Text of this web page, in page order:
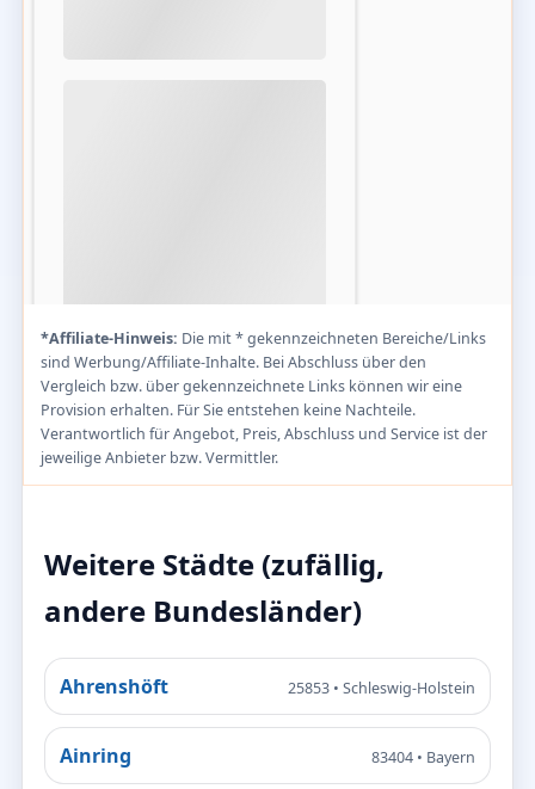
*Affiliate-Hinweis: Die mit * gekennzeichneten Bereiche/Links
sind Werbung/Affiliate-Inhalte. Bei Abschluss über den
Vergleich bzw. über gekennzeichnete Links können wir eine
Provision erhalten. Für Sie entstehen keine Nachteile.
Verantwortlich für Angebot, Preis, Abschluss und Service ist der
jeweilige Anbieter bzw. Vermittler.
Weitere Städte (zufällig,
andere Bundesländer)
Ahrenshöft 25853 • Schleswig-Holstein
Ainring 83404 • Bayern